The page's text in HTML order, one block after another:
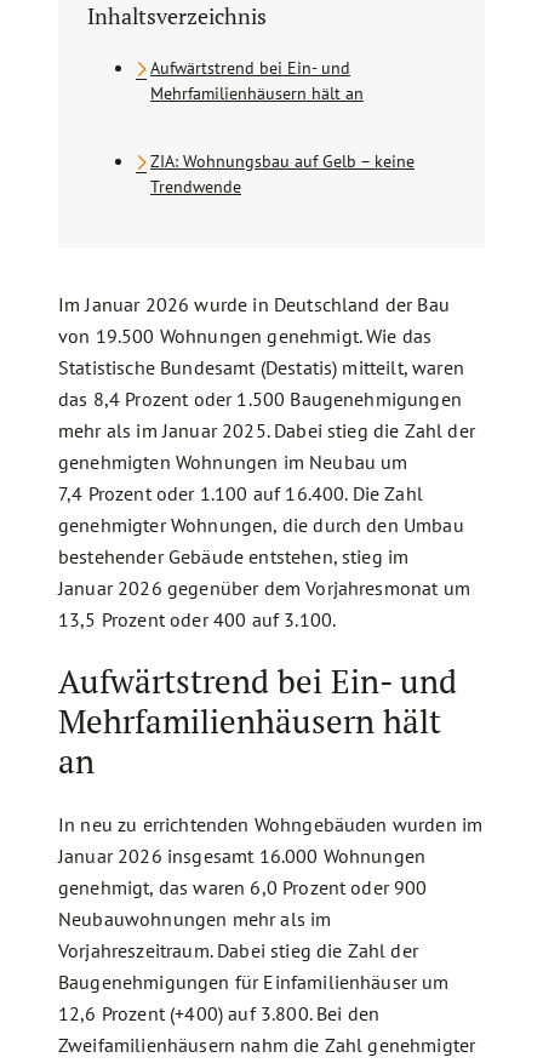
Im Januar 2026 wurde in Deutschland der Bau
von 19.500 Wohnungen genehmigt. Wie das
Statistische Bundesamt (Destatis) mitteilt, waren
das 8,4 Prozent oder 1.500 Baugenehmigungen
mehr als im Januar 2025. Dabei stieg die Zahl der
genehmigten Wohnungen im Neubau um
7,4 Prozent oder 1.100 auf 16.400. Die Zahl
genehmigter Wohnungen, die durch den Umbau
bestehender Gebäude entstehen, stieg im
Januar 2026 gegenüber dem Vorjahresmonat um
13,5 Prozent oder 400 auf 3.100.
Aufwärtstrend bei Ein- und
Mehrfamilienhäusern hält
an
In neu zu errichtenden Wohngebäuden wurden im
Januar 2026 insgesamt 16.000 Wohnungen
genehmigt, das waren 6,0 Prozent oder 900
Neubauwohnungen mehr als im
Vorjahreszeitraum. Dabei stieg die Zahl der
Baugenehmigungen für Einfamilienhäuser um
12,6 Prozent (+400) auf 3.800. Bei den
Zweifamilienhäusern nahm die Zahl genehmigter
Inhaltsverzeichnis
Aufwärtstrend bei Ein- und
Mehrfamilienhäusern hält an
ZIA: Wohnungsbau auf Gelb – keine
Trendwende